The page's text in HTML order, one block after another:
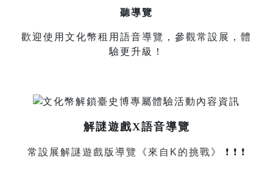
聽導覽
歡迎使用文化幣租用語音導覽，參觀常設展，體
驗更升級！
解謎遊戲X語音導覽
常設展解謎遊戲版導覽《來自K的挑戰》 ❗️ ❗️ ❗️